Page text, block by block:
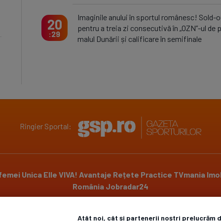
20
29
Imaginile anului în sportul românesc! Sold-
pentru a treia zi consecutivă în „OZN”-ul de
malul Dunării și calificare în semifinale
Ringier Sportal:
Unica Elle VIVA! Avantaje Rețete Practice TVmania
România Jobradar24
Atât noi, cât și partenerii noștri prelucrăm